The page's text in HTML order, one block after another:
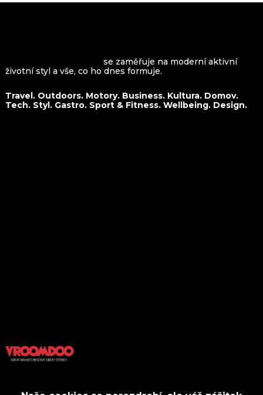
se zaměřuje na moderní aktivní
životní styl a vše, co ho dnes formuje.
Travel. Outdoors. Motory. Business. Kultura. Domov.
Tech. Styl. Gastro. Sport & Fitness. Wellbeing. Design.